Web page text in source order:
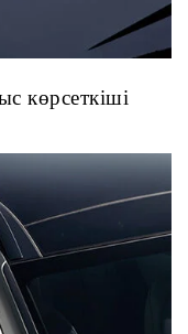
көрсеткіші